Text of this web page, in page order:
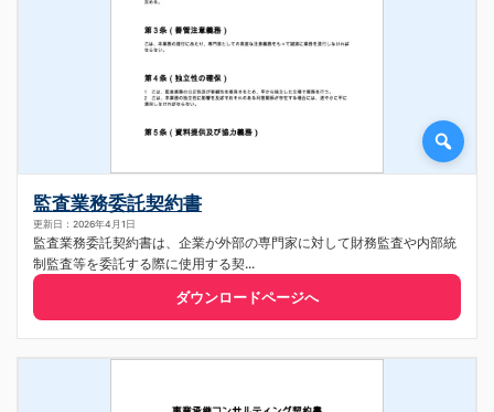
監査業務委託契約書
更新日：2026年4月1日
監査業務委託契約書は、企業が外部の専門家に対して財務監査や内部統
制監査等を委託する際に使用する契...
ダウンロードページへ